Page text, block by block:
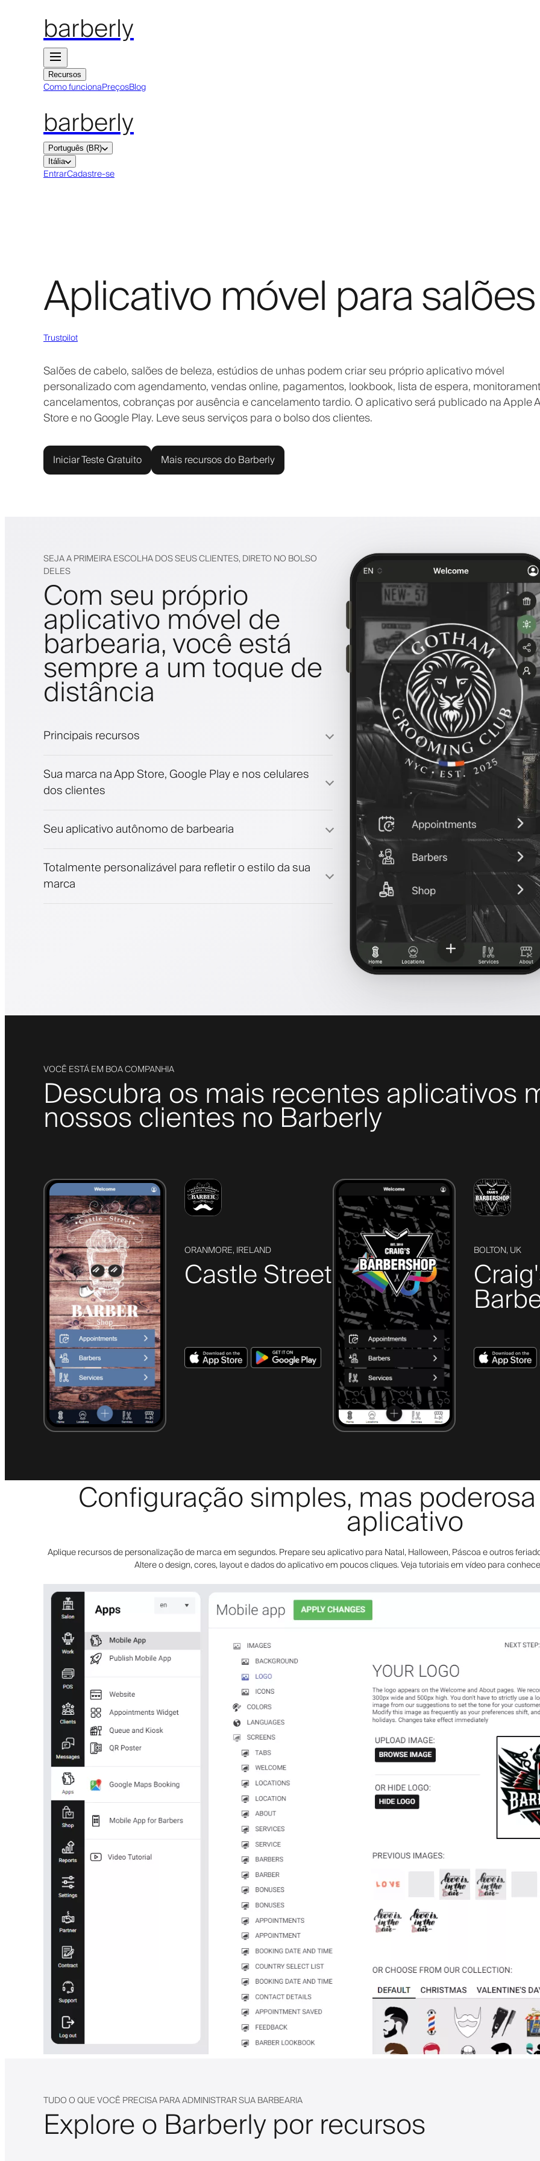
barberly
Recursos
Como funcionaPreçosBlog
barberly
Português (BR)
Itália
EntrarCadastre-se
Aplicativo móvel para salões
Trustpilot
Salões de cabelo, salões de beleza, estúdios de unhas podem criar seu próprio aplicativo móvel
personalizado com agendamento, vendas online, pagamentos, lookbook, lista de espera,
cancelamentos, cobranças por ausência e cancelamento tardio. O aplicativo será publicado na Apple
Store e no Google Play. Leve seus serviços para o bolso dos clientes.
Iniciar Teste Gratuito Mais recursos do Barberly
SEJA A PRIMEIRA ESCOLHA DOS SEUS CLIENTES, DIRETO NO BOLSO
DELES
Com seu próprio
aplicativo móvel de
barbearia, você está
sempre a um toque de
distância
Principais recursos
Pagamentos, depósito caução
Venda produtos de beleza
Sua marca na App Store, Google Play e nos celulares
dos clientes
Seu aplicativo autônomo de barbearia
Totalmente personalizável para refletir o estilo da sua
marca
VOCÊ ESTÁ EM BOA COMPANHIA
Descubra os mais recentes aplicativos
nossos clientes no Barberly
ORANMORE, IRELAND
Castle Street
BOLTON, UK
Configuração simples, mas
aplicativo
Aplique recursos de personalização de marca em segundos. Prepare seu aplicativo para Natal, Halloween, Páscoa e outros
Altere o design, cores, layout e dados do aplicativo em poucos cliques. Veja tutoriais em vídeo para
TUDO O QUE VOCÊ PRECISA PARA ADMINISTRAR SUA BARBEARIA
Explore o Barberly por recursos